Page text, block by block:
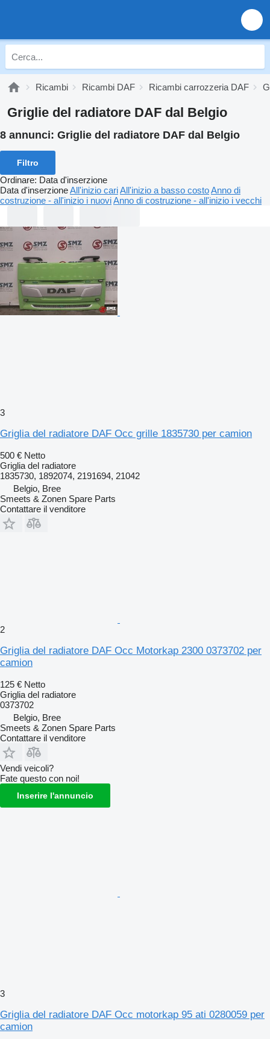
Ricambi Ricambi DAF Ricambi carrozzeria DAF
Griglie del radiatore DAF dal Belgio
8 annunci: Griglie del radiatore DAF dal Belgio
Filtro
Ordinare: Data d'inserzione
Data d'inserzioneAll'inizio cariAll'inizio a basso costoAnno di
costruzione - all'inizio i nuoviAnno di costruzione - all'inizio i vecchi
3
Griglia del radiatore DAF Occ grille 1835730 per camion
500 € Netto
Griglia del radiatore
1835730, 1892074, 2191694, 21042
Belgio, Bree
Smeets & Zonen Spare Parts
Contattare il venditore
2
Griglia del radiatore DAF Occ Motorkap 2300 0373702 per
camion
125 € Netto
Griglia del radiatore
0373702
Belgio, Bree
Smeets & Zonen Spare Parts
Contattare il venditore
Vendi veicoli?
Fate questo con noi!
Inserire l'annuncio
3
Griglia del radiatore DAF Occ motorkap 95 ati 0280059 per
camion